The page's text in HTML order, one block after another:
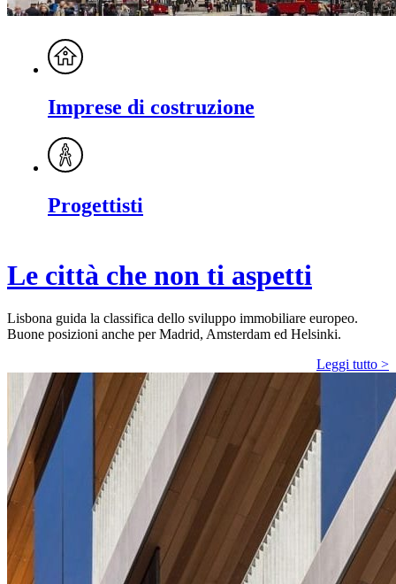
Imprese di costruzione
Progettisti
Le città che non ti aspetti
Lisbona guida la classifica dello sviluppo immobiliare europeo.
Buone posizioni anche per Madrid, Amsterdam ed Helsinki.
Leggi tutto >